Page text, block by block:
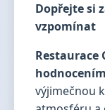
Dopřejte si
vzpomínat
Restaurace
výjimečnou